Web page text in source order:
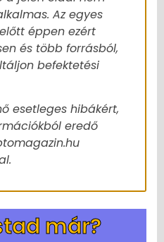
Az egyes
éppen ezért
és több forrásból,
befektetési
esetleges hibákért,
eredő
már?